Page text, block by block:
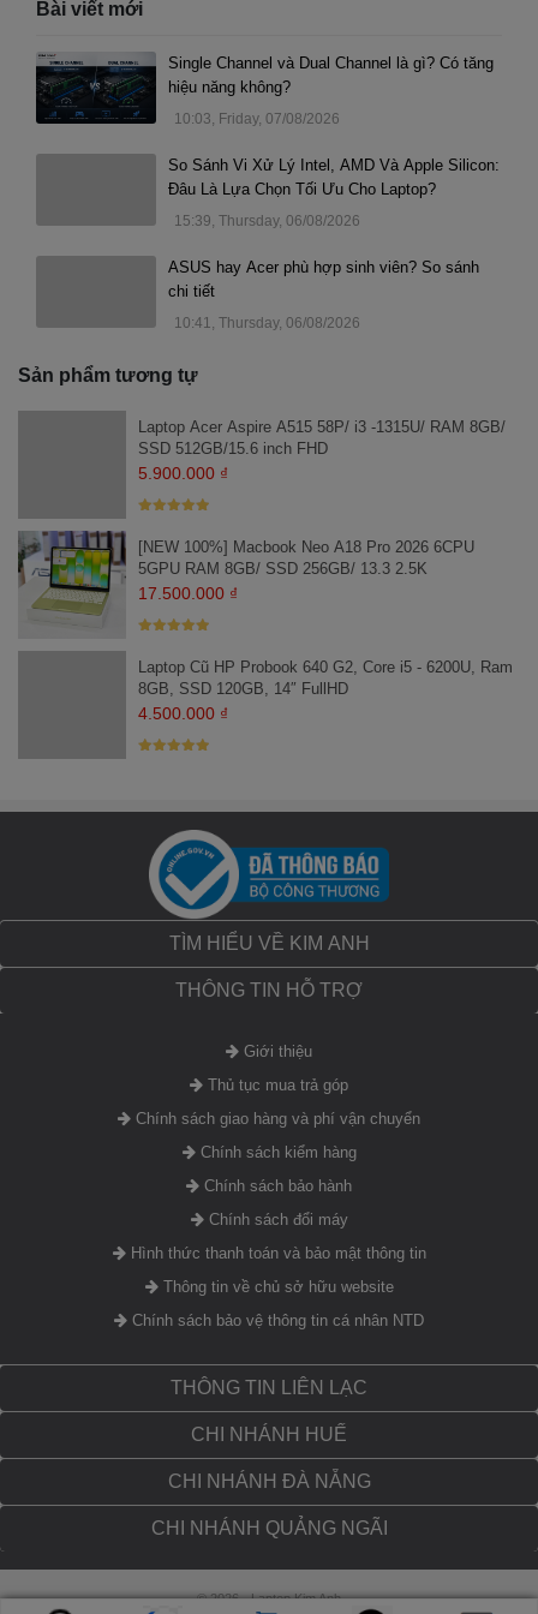
lại tốc độ truy xuất dữ liệu nhanh chóng. Các tập tin lớn có thể được
việc và trải nghiệm người dùng.
Quadro RTX T1200 của NVIDIA là một trong những card đồ họa chuyên
năng tính toán song song và hỗ trợ các công nghệ tiên tiến như Ray
Tracing và AI, card đồ họa này cung cấp hiệu suất đồ họa vượt trội,
đảm bảo chạy mượt mà các ứng dụng đồ họa 3D, thiết kế CAD và
Laptop Dell Precision 5560 Core i7 thiết kế
sang trọng đỉnh cao của sự thời thượng
Dell Precision 5560có thiết kế mỏng nhẹ, với vỏ nhôm sang trọng và
kích thước compact, dễ dàng mang theo bất kỳ nơi nào.
nhiều người dùng ví von là một chiếc Workstation “ẩn mình” trong một
nhấn mạnh độ bền chắc.
Laptop Dell Precision 5560 i7 với
viền siêu mỏng, độ phân giải cao
Dell Precision 5560được trang bị màn hìnhvới độ phân giải FullHD+
ỷ lệ của màn hình là 16:10, tốc độ làm tươi màu tốt,
màn hình đạt 60Hz tần số quét giúp chất lượng hình ảnh hiển thị có
màu sắc rất tươi sáng và mượt mà. Không gian màu rất rộng, độ chuẩn
của màu cao.Laptop Dell Precision 5560 sở hữu màu sắc cực kì trung
thực, độ tương phản cao, sẽ mang đến trải nghiệm thị giác cực kì tuyệt
Bài viết mới
Single Channel và Dual Channel là gì? Có tăng
hiệu năng không?
10:03, Friday, 07/08/2026
So Sánh Vi Xử Lý Intel, AMD Và Apple Silicon:
Đâu Là Lựa Chọn Tối Ưu Cho Laptop?
15:39, Thursday, 06/08/2026
ASUS hay Acer phù hợp sinh viên? So sánh
chi tiết
10:41, Thursday, 06/08/2026
Sản phẩm tương tự
Laptop Acer Aspire A515 58P/ i3 -1315U/ RAM 8GB/
SSD 512GB/15.6 inch FHD
5.900.000 ₫
sao
[NEW 100%] Macbook Neo A18 Pro 2026 6CPU
5GPU RAM 8GB/ SSD 256GB/ 13.3 2.5K
17.500.000 ₫
sao
Laptop Cũ HP Probook 640 G2, Core i5 - 6200U, Ram
8GB, SSD 120GB, 14″ FullHD
4.500.000 ₫
TÌM HIỂU VỀ KIM ANH
THÔNG TIN HỖ TRỢ
Giới thiệu
Thủ tục mua trả góp
Chính sách giao hàng và phí vận chuyển
Chính sách kiểm hàng
Chính sách bảo hành
Chính sách đổi máy
Hình thức thanh toán và bảo mật thông tin
Thông tin về chủ sở hữu website
Chính sách bảo vệ thông tin cá nhân NTD
THÔNG TIN LIÊN LẠC
CHI NHÁNH HUẾ
CHI NHÁNH ĐÀ NẴNG
CHI NHÁNH QUẢNG NGÃI
© 2026 - Laptop Kim Anh